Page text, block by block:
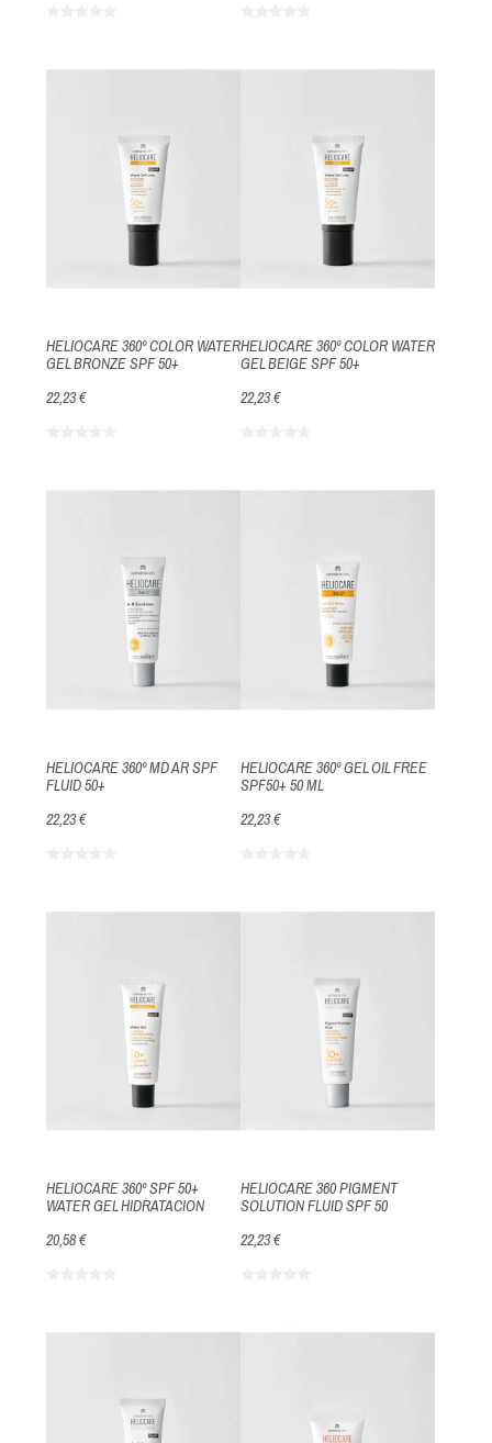
HELIOCARE 360º COLOR WATER
GEL BRONZE SPF 50+
22,23 €
HELIOCARE 360º COLOR WATER
GEL BEIGE SPF 50+
22,23 €
HELIOCARE 360º MD AR SPF
FLUID 50+
22,23 €
HELIOCARE 360º GEL OIL FREE
SPF50+ 50 ML
22,23 €
HELIOCARE 360º SPF 50+
WATER GEL HIDRATACION
20,58 €
HELIOCARE 360 PIGMENT
SOLUTION FLUID SPF 50
22,23 €